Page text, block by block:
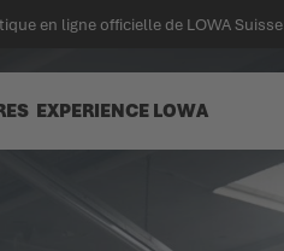
en ligne officielle de LOWA Suisse
EXPERIENCE LOWA